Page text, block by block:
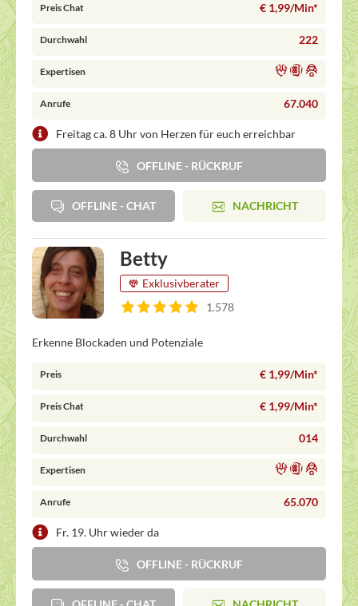
Preis Chat € 1,99/Min*
Durchwahl 222
Expertisen
Anrufe 67.040
Freitag ca. 8 Uhr von Herzen für euch erreichbar
OFFLINE - RÜCKRUF
OFFLINE - CHAT NACHRICHT
Betty
Exklusivberater
1.578
Erkenne Blockaden und Potenziale
Preis € 1,99/Min*
Preis Chat € 1,99/Min*
Durchwahl 014
Expertisen
Anrufe 65.070
Fr. 19. Uhr wieder da
OFFLINE - RÜCKRUF